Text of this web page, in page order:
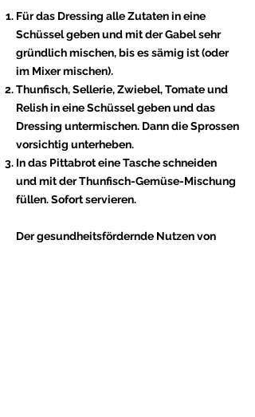
Für das Dressing alle Zutaten in eine
Schüssel geben und mit der Gabel sehr
gründlich mischen, bis es sämig ist (oder
im Mixer mischen).
Thunfisch, Sellerie, Zwiebel, Tomate und
Relish in eine Schüssel geben und das
Dressing untermischen. Dann die Sprossen
vorsichtig unterheben.
In das Pittabrot eine Tasche schneiden
und mit der Thunfisch-Gemüse-Mischung
füllen. Sofort servieren.
Der gesundheitsfördernde Nutzen von